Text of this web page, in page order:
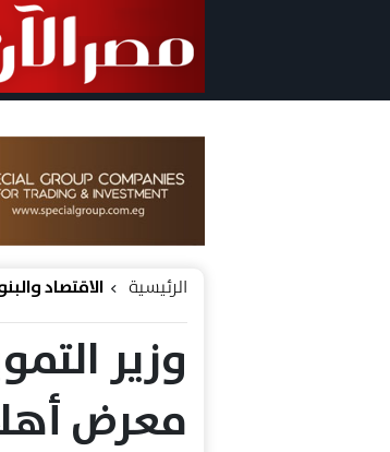
الرئيسية الاقتصاد
وزير
معرض